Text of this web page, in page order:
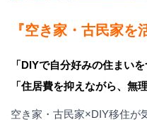
『空き家・古民家を
「DIYで自分好みの住まい
「住居費を抑えながら、無
空き家・古民家×DIY移住が